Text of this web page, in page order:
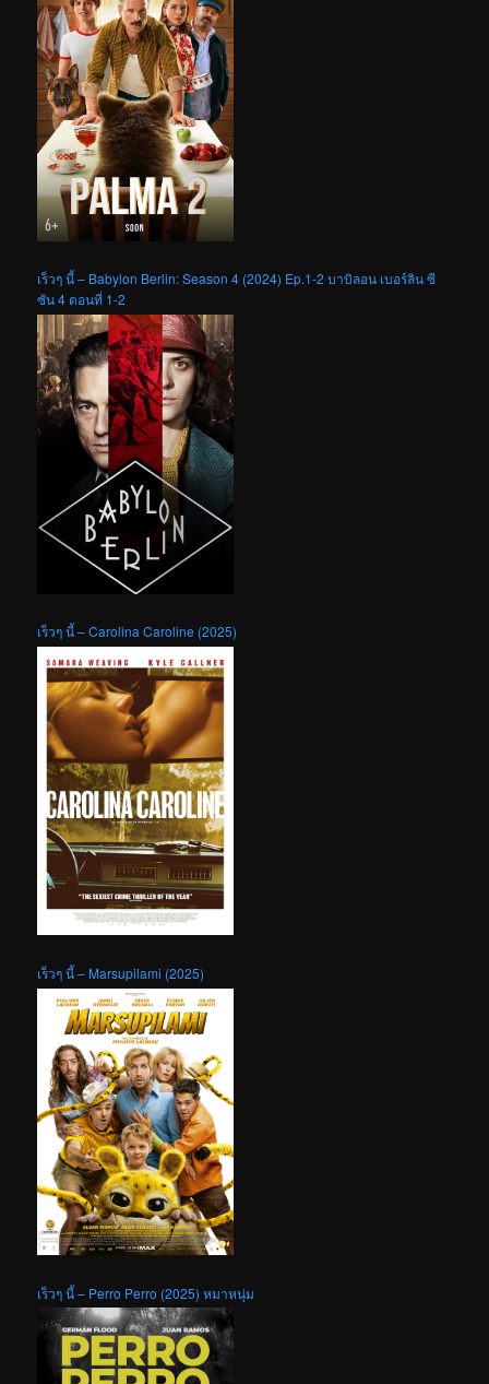
เร็วๆ นี้ – Babylon Berlin: Season 4 (2024) Ep.1-2 บาบิลอน เบอร์ลิน ซี
ซัน 4 ตอนที่ 1-2
เร็วๆ นี้ – Carolina Caroline (2025)
เร็วๆ นี้ – Marsupilami (2025)
เร็วๆ นี้ – Perro Perro (2025) หมาหนุ่ม